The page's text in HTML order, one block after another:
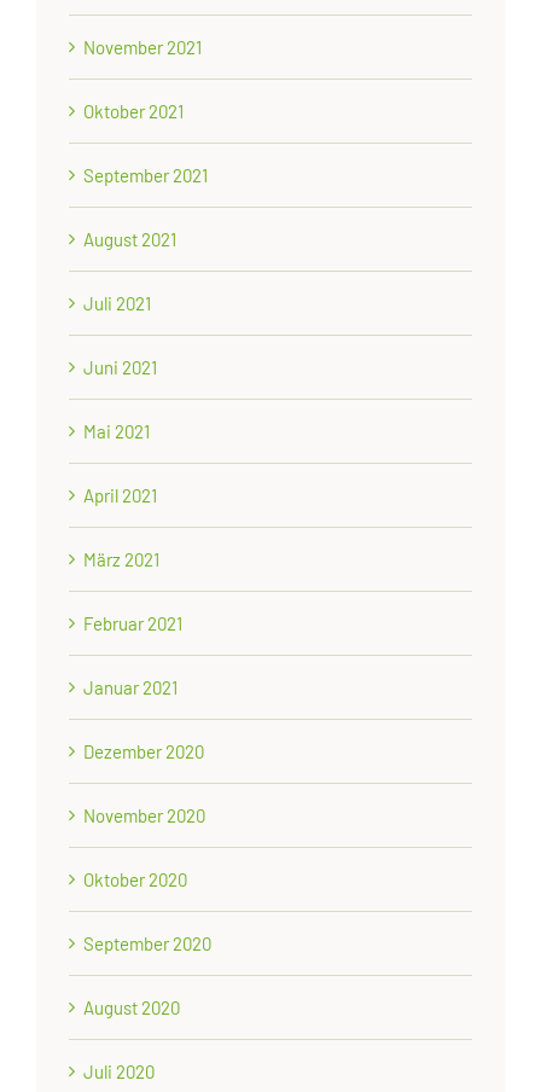
November 2021
Oktober 2021
September 2021
August 2021
Juli 2021
Juni 2021
Mai 2021
April 2021
März 2021
Februar 2021
Januar 2021
Dezember 2020
November 2020
Oktober 2020
September 2020
August 2020
Juli 2020